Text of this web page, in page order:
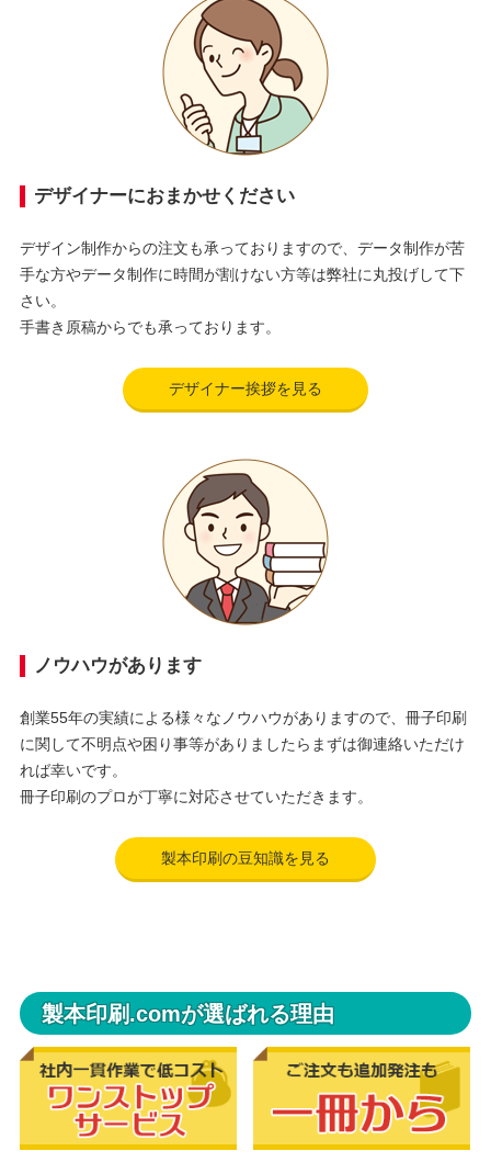
デザイナーにおまかせください
デザイン制作からの注文も承っておりますので、データ制作が苦
手な方やデータ制作に時間が割けない方等は弊社に丸投げして下
さい。
手書き原稿からでも承っております。
デザイナー挨拶を見る
ノウハウがあります
創業55年の実績による様々なノウハウがありますので、冊子印刷
に関して不明点や困り事等がありましたらまずは御連絡いただけ
れば幸いです。
冊子印刷のプロが丁寧に対応させていただきます。
製本印刷の豆知識を見る
製本印刷.comが選ばれる理由